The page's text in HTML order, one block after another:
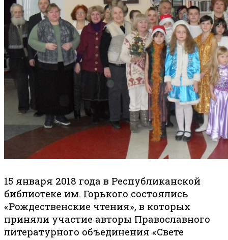
15 января 2018 года в Республиканской
библиотеке им. Горького состоялись
«Рождественские чтения», в которых
приняли участие авторы Православного
литературного объединения «Свете